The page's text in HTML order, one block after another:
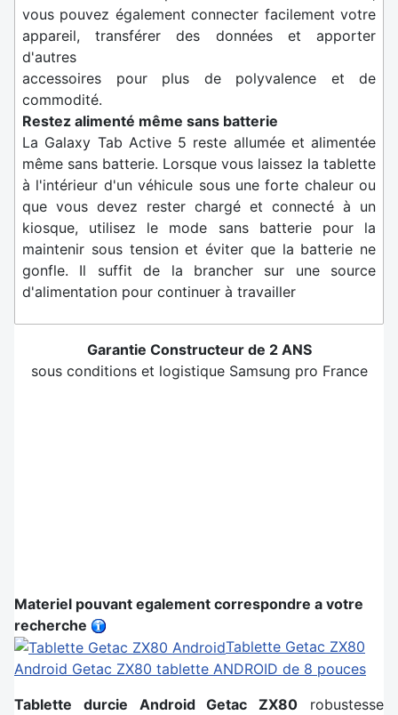
vous pouvez également connecter facilement votre
appareil, transférer des données et apporter
d'autres
accessoires pour plus de polyvalence et de
commodité.
Restez alimenté même sans batterie
La Galaxy Tab Active 5 reste allumée et alimentée
même sans batterie. Lorsque vous laissez la tablette
à l'intérieur d'un véhicule sous une forte chaleur ou
que vous devez rester chargé et connecté à un
kiosque, utilisez le mode sans batterie pour la
maintenir sous tension et éviter que la batterie ne
gonfle. Il suffit de la brancher sur une source
d'alimentation pour continuer à travailler
Garantie Constructeur de 2 ANS
sous conditions et logistique Samsung pro France
Materiel pouvant egalement correspondre a votre
recherche
Tablette Getac ZX80
Android Getac ZX80 tablette ANDROID de 8 pouces
Tablette durcie Android Getac ZX80 robustesse